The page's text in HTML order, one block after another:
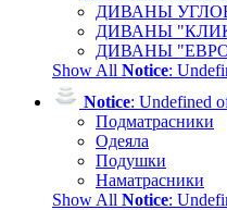
ДИВАНЫ
ДИВАНЫ
ДИВАНЫ
Show All Notice:
Notice: Undefined
Подматрасники
Одеяла
Подушки
Наматрасники
Show All Notice: